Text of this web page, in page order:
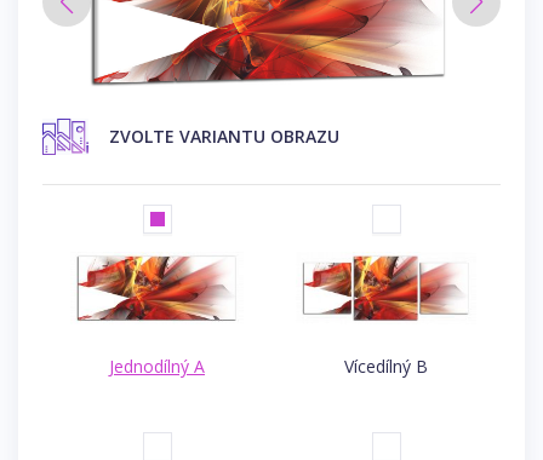
ZVOLTE VARIANTU OBRAZU
Jednodílný A Vícedílný B